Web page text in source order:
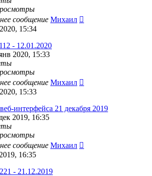
сообщение Михаил
15:34
- 12.01.2020
2020, 15:33
сообщение Михаил
15:33
интерфейса 21 декабря 2019
2019, 16:35
сообщение Михаил
16:35
- 21.12.2019